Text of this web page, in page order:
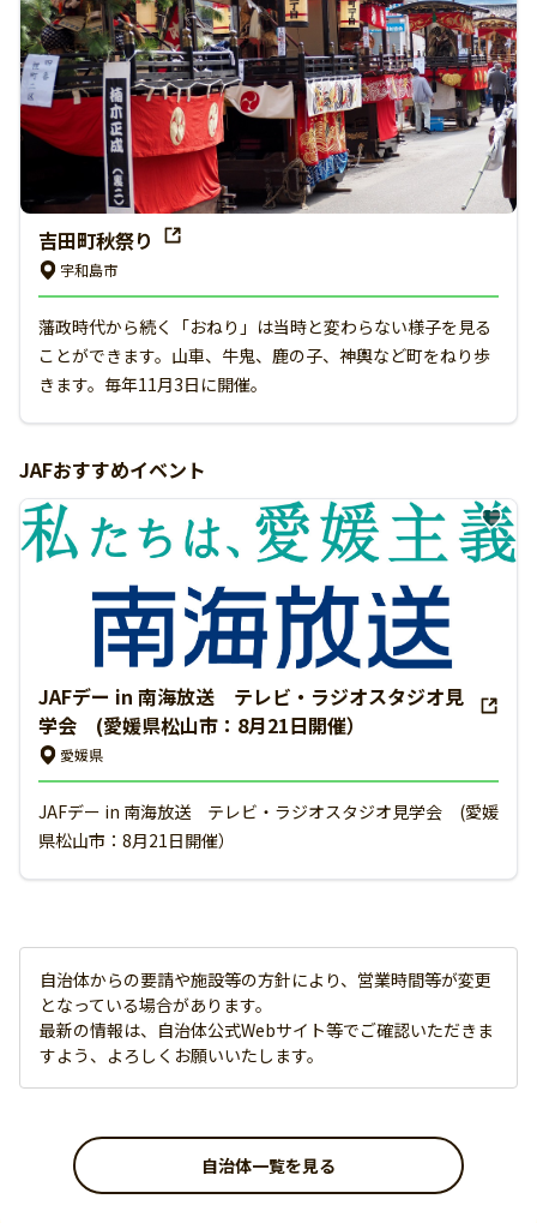
吉田町秋祭り
宇和島市
藩政時代から続く「おねり」は当時と変わらない様子を見る
ことができます。山車、牛鬼、鹿の子、神輿など町をねり歩
きます。毎年11月3日に開催。
JAFおすすめイベント
JAFデー in 南海放送 テレビ・ラジオスタジオ見
学会 (愛媛県松山市：8月21日開催）
愛媛県
JAFデー in 南海放送 テレビ・ラジオスタジオ見学会 (愛媛
県松山市：8月21日開催）
自治体からの要請や施設等の方針により、営業時間等が変更
となっている場合があります。
最新の情報は、自治体公式Webサイト等でご確認いただきま
すよう、よろしくお願いいたします。
自治体一覧を見る